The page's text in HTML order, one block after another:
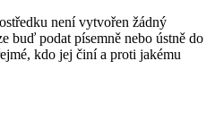
není vytvořen žádný
buď podat písemně nebo ústně do
kdo jej činí a proti jakému